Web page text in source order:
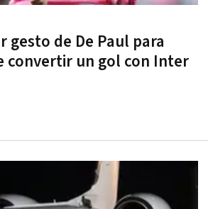
gesto de De Paul para
convertir un gol con Inter